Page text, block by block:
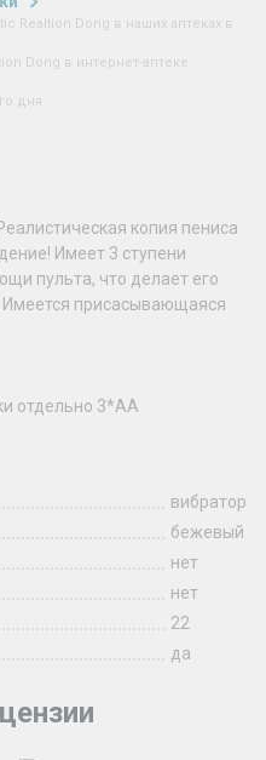
Realtion Dong в наших аптеках в
Dong в интернет-аптеке
дня
копия пениса
Имеет 3 ступени
пульта, что делает его
присасывающаяся
отдельно 3*АА
вибратор
бежевый
нет
нет
22
да